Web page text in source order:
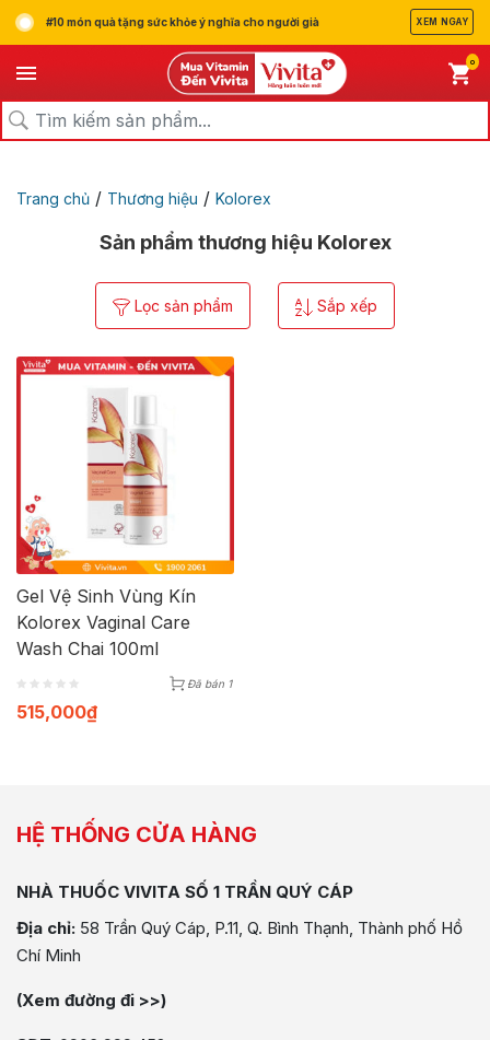
#10 món quà tặng sức khỏe ý nghĩa cho người già XEM NGAY
0
Trang chủ / Thương hiệu / Kolorex
Sản phẩm thương hiệu Kolorex
Lọc sản phẩm Sắp xếp
Gel Vệ Sinh Vùng Kín
Kolorex Vaginal Care
Wash Chai 100ml
Đã bán 1
515,000₫
HỆ THỐNG CỬA HÀNG
NHÀ THUỐC VIVITA SỐ 1 TRẦN QUÝ CÁP
Địa chỉ: 58 Trần Quý Cáp, P.11, Q. Bình Thạnh, Thành phố Hồ
Chí Minh
(Xem đường đi >>)